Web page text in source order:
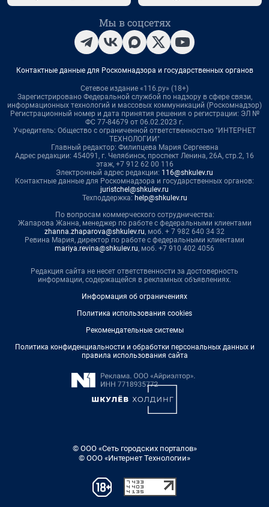
Мы в соцсетях
Контактные данные для Роскомнадзора и государственных органов
Сетевое издание «116.ру» (18+)
Зарегистрировано Федеральной службой по надзору в сфере связи,
информационных технологий и массовых коммуникаций (Роскомнадзор)
Регистрационный номер и дата принятия решения о регистрации: ЭЛ №
ФС 77-84679 от 06.02.2023 г.
Учредитель: Общество с ограниченной ответственностью "ИНТЕРНЕТ
ТЕХНОЛОГИИ"
Главный редактор: Филипцева Мария Сергеевна
Адрес редакции: 454091, г. Челябинск, проспект Ленина, 26А, стр.2, 16
этаж, +7 912 62 00 116
Электронный адрес редакции: 116@shkulev.ru
Контактные данные для Роскомнадзора и государственных органов:
juristchel@shkulev.ru
Техподдержка: help@shkulev.ru
По вопросам коммерческого сотрудничества:
Жапарова Жанна, менеджер по работе с федеральными клиентами
zhanna.zhaparova@shkulev.ru, моб. + 7 982 640 34 32
Ревина Мария, директор по работе с федеральными клиентами
mariya.revina@shkulev.ru, моб. +7 910 402 4056
Редакция сайта не несет ответственности за достоверность
информации, содержащейся в рекламных объявлениях.
Информация об ограничениях
Политика использования cookies
Рекомендательные системы
Политика конфиденциальности и обработки персональных данных и
правила использования сайта
© ООО «Сеть городских порталов»
© ООО «Интернет Технологии»